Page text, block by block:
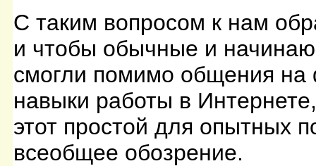
С таким вопросом к нам
и чтобы обычные и
смогли помимо общения на
навыки работы в
этот простой для опытных
всеобщее обозрение.